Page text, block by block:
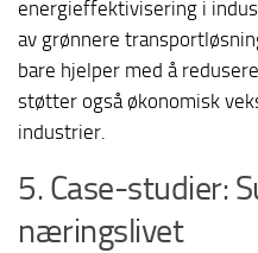
energieffektivisering i
av grønnere
bare hjelper med å
støtter også økonomisk
industrier.
5. Case-studier:
næringslivet